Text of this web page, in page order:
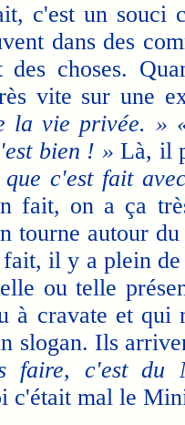
c'est un souci
dans des
choses.
vite sur une
la vie privée. »
bien ! » Là, il
c'est fait
fait, on a ça
tourne autour
il y a plein
ou telle
à cravate et qui
slogan. Ils
faire, c'est du
c'était mal le